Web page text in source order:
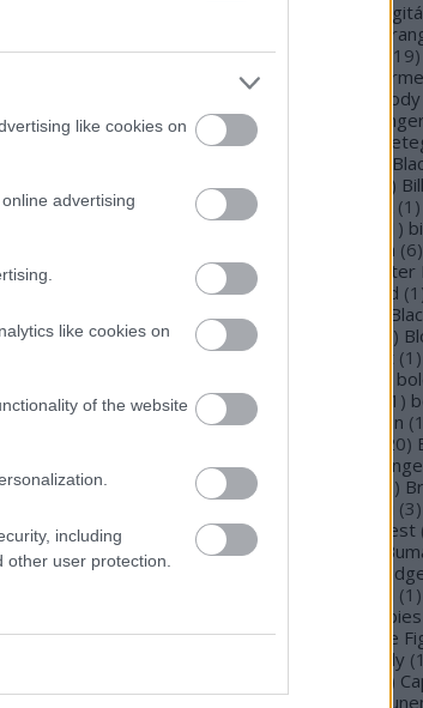
like cookies on
advertising
like cookies on
of the website
including
user protection.
vár rám,
problémáim
eltűntem a
azt tudtam,
fel, és nincs
De szeretjük
Mi
Behemoth (1 19)
Bella Perron
belső
Ben Moody
Besnyő Gabi
Beste
album (1) beszámoló
Beyond The
The Matrix
)
Binder Laura
(1 )
zavar (1) )
Blabbermouth (6)
) Blackguard
Black Anima
Black Gold (1
matter (1
Black X-mas
)
Bloodstock
Blood Blast (1 )
Bologna (1 1 )
70) borítókép Bosorkun (1
20)
Break In (
Bring Me To Life
)
(3)
Aréna (2) búcsú Budapest
Bullet for M Valentine
Burning
(1 )
Butcher Babies
Vig (2) Cadaveria Cage
Cammie Beverly (
)
TV (1) Capri (1 Capri